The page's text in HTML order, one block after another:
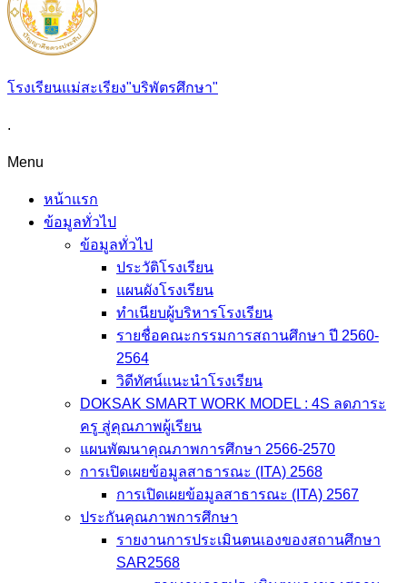
โรงเรียนแม่สะเรียง"บริพัตรศึกษา"
.
Menu
หน้าแรก
ข้อมูลทั่วไป
ข้อมูลทั่วไป
ประวัติโรงเรียน
แผนผังโรงเรียน
ทำเนียบผู้บริหารโรงเรียน
รายชื่อคณะกรรมการสถานศึกษา ปี 2560-
2564
วิดีทัศน์แนะนำโรงเรียน
DOKSAK SMART WORK MODEL : 4S ลดภาระ
ครู สู่คุณภาพผู้เรียน
แผนพัฒนาคุณภาพการศึกษา 2566-2570
การเปิดเผยข้อมูลสาธารณะ (ITA) 2568
การเปิดเผยข้อมูลสาธารณะ (ITA) 2567
ประกันคุณภาพการศึกษา
รายงานการประเมินตนเองของสถานศึกษา
SAR2568